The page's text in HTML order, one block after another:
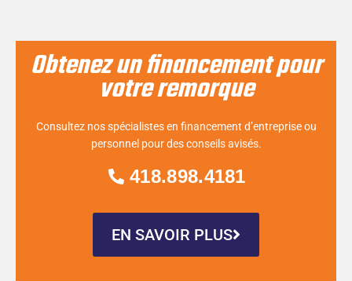
Obtenez un financement pour
votre remorque
Consultez nos spécialistes en financement d’entreprise ou
personnel pour des conseils avisés.
418.898.4181
EN SAVOIR PLUS